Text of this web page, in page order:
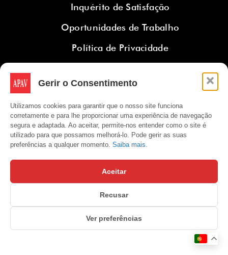
Gerir o Consentimento
Utilizamos cookies para garantir que o nosso site funciona
corretamente e para lhe proporcionar uma experiência de navegação
segura e adaptada. Ao aceitar, permite-nos entender como o site é
utilizado para que possamos melhorá-lo. Pode gerir as suas
preferências a qualquer momento. Saiba mais.
Aceitar
Recusar
Ver preferências
Inquérito de Satisfação
Oportunidades de Trabalho
Política de Privacidade
Subscreva a Newsletter APAV
política de privacidade.